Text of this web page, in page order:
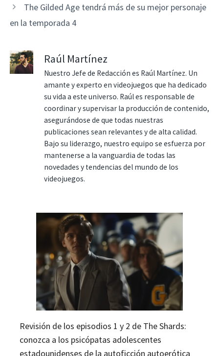
The Gilded Age tendrá más de su mejor personaje
en la temporada 4
Raúl Martínez
Nuestro Jefe de Redacción es Raúl Martínez. Un
amante y experto en videojuegos que ha dedicado
su vida a este universo. Raúl es responsable de
coordinar y supervisar la producción de contenido,
asegurándose de que todas nuestras
publicaciones sean relevantes y de alta calidad.
Bajo su liderazgo, nuestro equipo se esfuerza por
mantenerse a la vanguardia de todas las
novedades y tendencias del mundo de los
videojuegos.
Revisión de los episodios 1 y 2 de The Shards:
conozca a los psicópatas adolescentes
estadounidenses de la autoficción autoerótica